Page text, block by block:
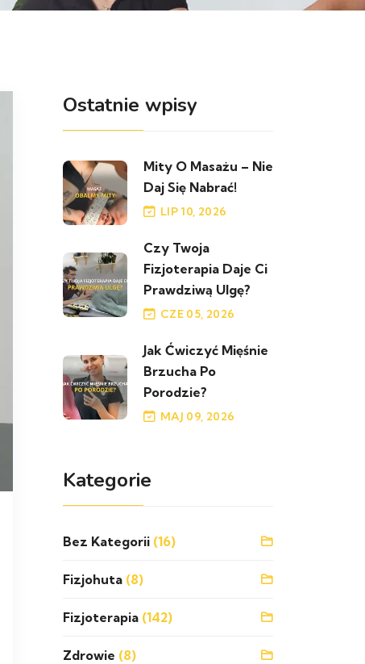
Ostatnie wpisy
Mity O Masażu – Nie
Daj Się Nabrać!
LIP 10, 2026
Czy Twoja
Fizjoterapia Daje Ci
Prawdziwą Ulgę?
CZE 05, 2026
Jak Ćwiczyć Mięśnie
Brzucha Po
Porodzie?
MAJ 09, 2026
Kategorie
Bez Kategorii (16)
Fizjohuta (8)
Fizjoterapia (142)
Zdrowie (8)